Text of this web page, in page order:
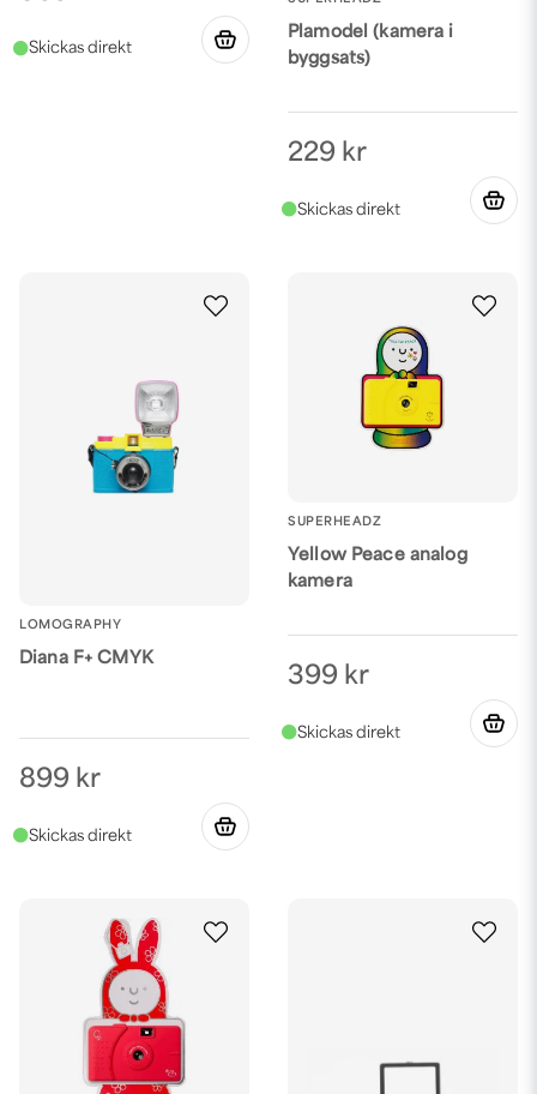
Plamodel (kamera i
byggsats)
229 kr
LOMOGRAPHY
Diana F+ CMYK
899 kr
SUPERHEADZ
Yellow Peace analog
kamera
399 kr